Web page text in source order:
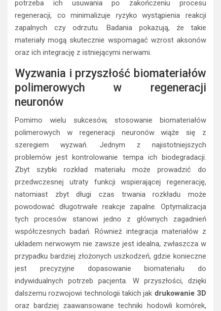
potrzeba ich usuwania po zakończeniu procesu
regeneracji, co minimalizuje ryzyko wystąpienia reakcji
zapalnych czy odrzutu. Badania pokazują, że takie
materiały mogą skutecznie wspomagać wzrost aksonów
oraz ich integrację z istniejącymi nerwami.
Wyzwania i przyszłość biomateriałów
polimerowych w regeneracji
neuronów
Pomimo wielu sukcesów, stosowanie biomateriałów
polimerowych w regeneracji neuronów wiąże się z
szeregiem wyzwań. Jednym z najistotniejszych
problemów jest kontrolowanie tempa ich biodegradacji.
Zbyt szybki rozkład materiału może prowadzić do
przedwczesnej utraty funkcji wspierającej regenerację,
natomiast zbyt długi czas trwania rozkładu może
powodować długotrwałe reakcje zapalne. Optymalizacja
tych procesów stanowi jedno z głównych zagadnień
współczesnych badań. Również integracja materiałów z
układem nerwowym nie zawsze jest idealna, zwłaszcza w
przypadku bardziej złożonych uszkodzeń, gdzie konieczne
jest precyzyjne dopasowanie biomateriału do
indywidualnych potrzeb pacjenta. W przyszłości, dzięki
dalszemu rozwojowi technologii takich jak drukowanie 3D
oraz bardziej zaawansowane techniki hodowli komórek,